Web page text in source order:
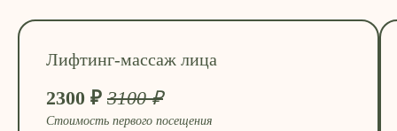
Лифтинг-массаж лица
2300 ₽ 3100 ₽
Стоимость первого посещения